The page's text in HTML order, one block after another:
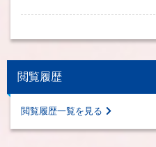
閲覧履歴
閲覧履歴一覧を見る